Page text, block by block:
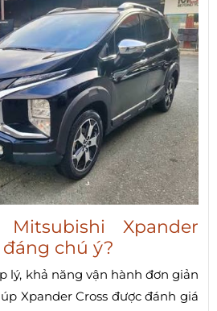
Xpander
chú ý?
lý, khả năng vận hành đơn giản
Xpander Cross được đánh giá